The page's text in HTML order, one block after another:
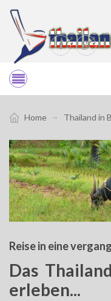
Home Thailand in
Reise in eine
Das
erleben...